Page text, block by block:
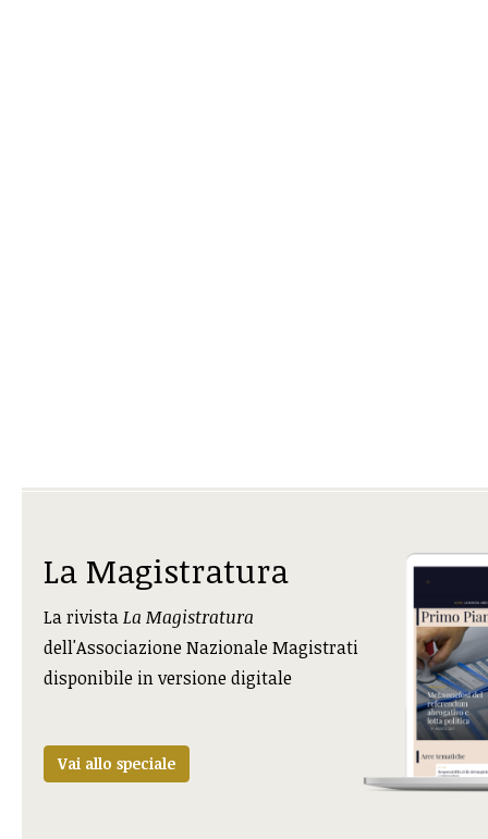
La Magistratura
La rivistaLa Magistratura
dell'Associazione Nazionale Magistrati
disponibile in versione digitale
Vai allo speciale